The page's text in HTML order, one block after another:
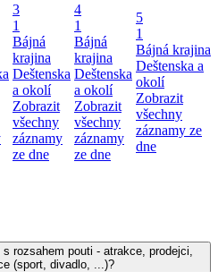
3
1
Bájná
krajina
Deštenska
a okolí
Zobrazit
všechny
záznamy
ze dne
4
1
Bájná
krajina
Deštenska
a okolí
Zobrazit
všechny
záznamy
ze dne
5
1
Bájná krajina
Deštenska a
okolí
Zobrazit
všechny
záznamy ze
dne
rozsahem pouti - atrakce, prodejci,
(sport, divadlo, ...)?